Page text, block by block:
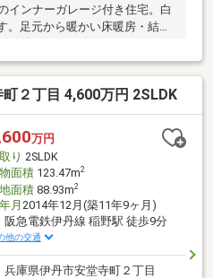
インナーガレージ付き住宅。白
足元から暖かい床暖房・結露
２丁目 4,600万円 2SLDK
万円
り 2SLDK
面積123.47m2
面積88.93m2
月 2014年12月(築11年9ヶ月)
阪急電鉄伊丹線 稲野駅 徒歩9分
他の交通
兵庫県伊丹市安堂寺町２丁目